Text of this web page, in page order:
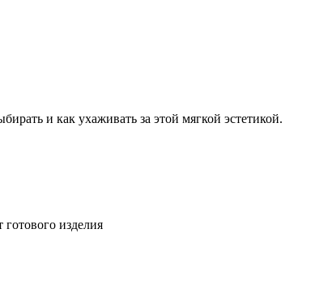
и как ухаживать за этой мягкой эстетикой.
изделия